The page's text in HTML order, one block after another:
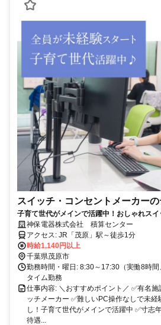
スイッチ・コンセントメーカー
子育て世代がメインで活躍中！おしゃれス
事務／基本定時退社／お弁当半額補助あり／
神保電器株式会社 積算センター
アクセス: JR「茂原」駅～徒歩1分
時給1,140円以上
千葉県茂原市
勤務時間・曜日: 8:30～17:30（実働8時
タイム勤務
仕事内容: ＼おすすめポイント／ ✅有名
ッチメーカー ✅難しいPC操作なしで未経
し！子育て世代がメインで活躍中 ✅寸志
待遇...